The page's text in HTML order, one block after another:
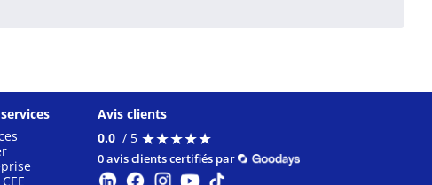
Avis clients
0.0 / 5 ★★★★★
★★★★★
0 avis clients certifiés par